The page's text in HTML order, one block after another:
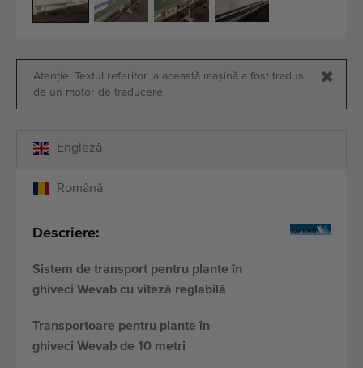
Atenție: Textul referitor la această mașină a fost tradus
de un motor de traducere.
Română
Engleză
Descriere:
Sistem de transport pentru plante în
ghiveci Wevab cu viteză reglabilă
Transportoare pentru plante în
ghiveci Wevab de 10 metri